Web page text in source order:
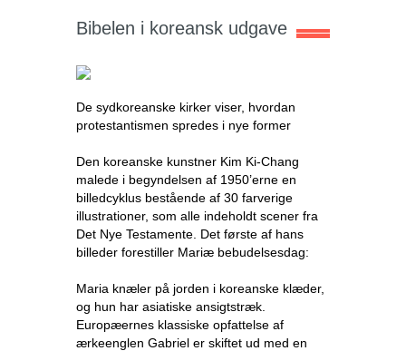
Bibelen i koreansk udgave
De sydkoreanske kirker viser, hvordan
protestantismen spredes i nye former
Den koreanske kunstner Kim Ki-Chang
malede i begyndelsen af 1950’erne en
billedcyklus bestående af 30 farverige
illustrationer, som alle indeholdt scener fra
Det Nye Testamente. Det første af hans
billeder forestiller Mariæ bebudelsesdag:
Maria knæler på jorden i koreanske klæder,
og hun har asiatiske ansigtstræk.
Europæernes klassiske opfattelse af
ærkeenglen Gabriel er skiftet ud med en